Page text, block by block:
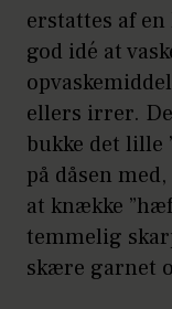
erstattes af
god idé at
ellers irrer.
bukke det lille
på dåsen
at knække
temmelig
skære garnet